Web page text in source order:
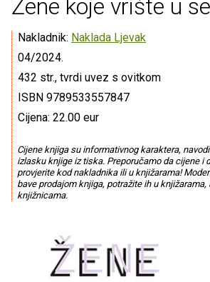
Žene koje vrište u
Nakladnik: Naklada Ljevak
04/2024.
432 str., tvrdi uvez s ovitkom
ISBN 9789533557847
Cijena: 22.00 eur
Cijene knjiga su informativnog karaktera,
izlasku knjige iz tiska. Preporučamo da cijene i
provjerite kod nakladnika ili u knjižarama!
bave prodajom knjiga, potražite ih u
knjižnicama.